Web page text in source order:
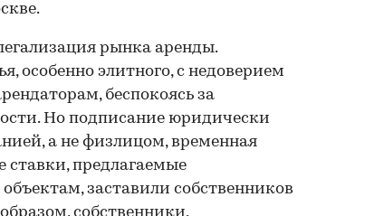
рынка аренды.
особенно элитного, с недоверием
беспокоясь за
Но подписание юридически
а не физлицом, временная
ставки, предлагаемые
заставили собственников